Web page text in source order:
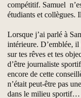
compétitif. Samuel
étudiants et collègues.
Lorsque j’ai parlé à
intérieure. D’emblée,
sur tes rêves et tes
d’être journaliste
encore de cette
n’était peut-être pas
dans le milieu sportif…